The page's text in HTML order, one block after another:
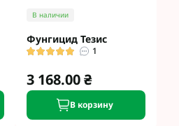
В наличии
Фунгицид Тезис
1
3 168.00 ₴
В корзину